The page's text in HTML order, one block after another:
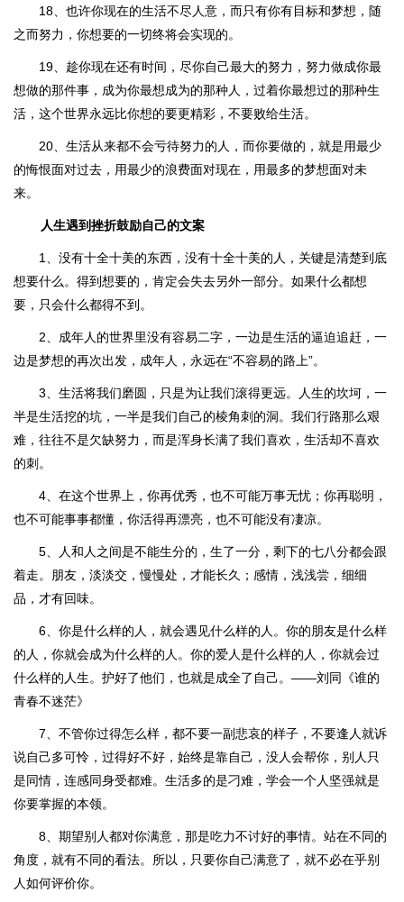
18、也许你现在的生活不尽人意，而只有你有目标和梦想，随
之而努力，你想要的一切终将会实现的。
19、趁你现在还有时间，尽你自己最大的努力，努力做成你最
想做的那件事，成为你最想成为的那种人，过着你最想过的那种生
活，这个世界永远比你想的要更精彩，不要败给生活。
20、生活从来都不会亏待努力的人，而你要做的，就是用最少
的悔恨面对过去，用最少的浪费面对现在，用最多的梦想面对未
来。
人生遇到挫折鼓励自己的文案
1、没有十全十美的东西，没有十全十美的人，关键是清楚到底
想要什么。得到想要的，肯定会失去另外一部分。如果什么都想
要，只会什么都得不到。
2、成年人的世界里没有容易二字，一边是生活的逼迫追赶，一
边是梦想的再次出发，成年人，永远在“不容易的路上”。
3、生活将我们磨圆，只是为让我们滚得更远。人生的坎坷，一
半是生活挖的坑，一半是我们自己的棱角刺的洞。我们行路那么艰
难，往往不是欠缺努力，而是浑身长满了我们喜欢，生活却不喜欢
的刺。
4、在这个世界上，你再优秀，也不可能万事无忧；你再聪明，
也不可能事事都懂，你活得再漂亮，也不可能没有凄凉。
5、人和人之间是不能生分的，生了一分，剩下的七八分都会跟
着走。朋友，淡淡交，慢慢处，才能长久；感情，浅浅尝，细细
品，才有回味。
6、你是什么样的人，就会遇见什么样的人。你的朋友是什么样
的人，你就会成为什么样的人。你的爱人是什么样的人，你就会过
什么样的人生。护好了他们，也就是成全了自己。——刘同《谁的
青春不迷茫》
7、不管你过得怎么样，都不要一副悲哀的样子，不要逢人就诉
说自己多可怜，过得好不好，始终是靠自己，没人会帮你，别人只
是同情，连感同身受都难。生活多的是刁难，学会一个人坚强就是
你要掌握的本领。
8、期望别人都对你满意，那是吃力不讨好的事情。站在不同的
角度，就有不同的看法。所以，只要你自己满意了，就不必在乎别
人如何评价你。